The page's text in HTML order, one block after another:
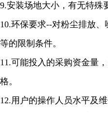
9.安装场地大小，有无特殊
10.环保要求--对粉尘排放
等的限制条件。
11.可能投入的采购资金量
格。
12.用户的操作人员水平及维